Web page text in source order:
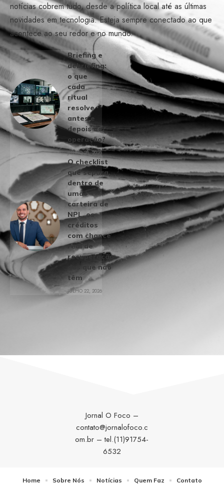
notícias cobrem tudo, desde a política local até as últimas
novidades em tecnologia. Esteja sempre conectado ao que
acontece ao seu redor e no mundo.
Briefing e
debriefing:
o que
cada
ritual
resolve
antes e
depois da
operação?
JULHO 28, 2026
O checklist
que separa,
dentro de
uma
carteira de
NPL, os
créditos
com chance
real de
recuperação
dos que não
têm
JULHO 22, 2026
Jornal O Foco –
contato@jornalofoco.c
om.br – tel.(11)91754-
6532
Home Sobre Nós Notícias Quem Faz Contato